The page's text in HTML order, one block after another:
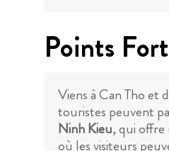
Points
Viens à Can Tho et
touristes peuvent
Ninh Kieu, qui offre
où les visiteurs